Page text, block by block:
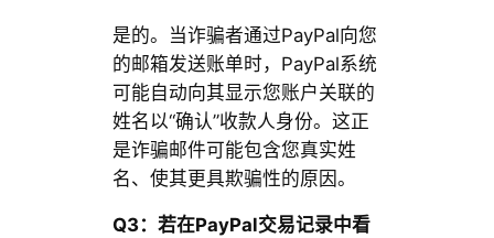
是的。当诈骗者通过PayPal向您
的邮箱发送账单时，PayPal系统
可能自动向其显示您账户关联的
姓名以“确认”收款人身份。这正
是诈骗邮件可能包含您真实姓
名、使其更具欺骗性的原因。
Q3：若在PayPal交易记录中看